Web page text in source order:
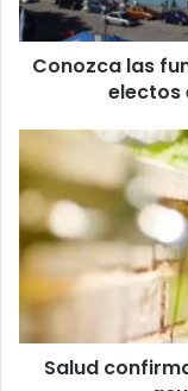
electos
este
domingo
Conozca las
electos
confirma
presencia
hidrocarburo
en
acueducto
de
Turrialba
Salud